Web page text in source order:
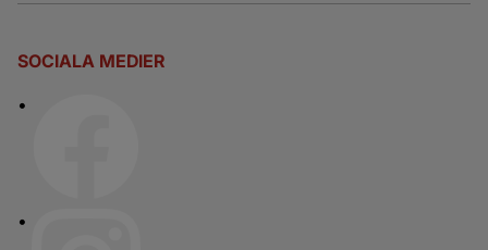
SOCIALA MEDIER